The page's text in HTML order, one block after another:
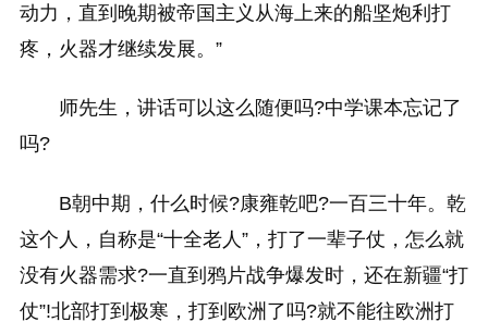
动力，直到晚期被帝国主义从海上来的船坚炮利打
疼，火器才继续发展。”
师先生，讲话可以这么随便吗?中学课本忘记了
吗?
B朝中期，什么时候?康雍乾吧?一百三十年。乾
这个人，自称是“十全老人”，打了一辈子仗，怎么就
没有火器需求?一直到鸦片战争爆发时，还在新疆“打
仗”!北部打到极寒，打到欧洲了吗?就不能往欧洲打